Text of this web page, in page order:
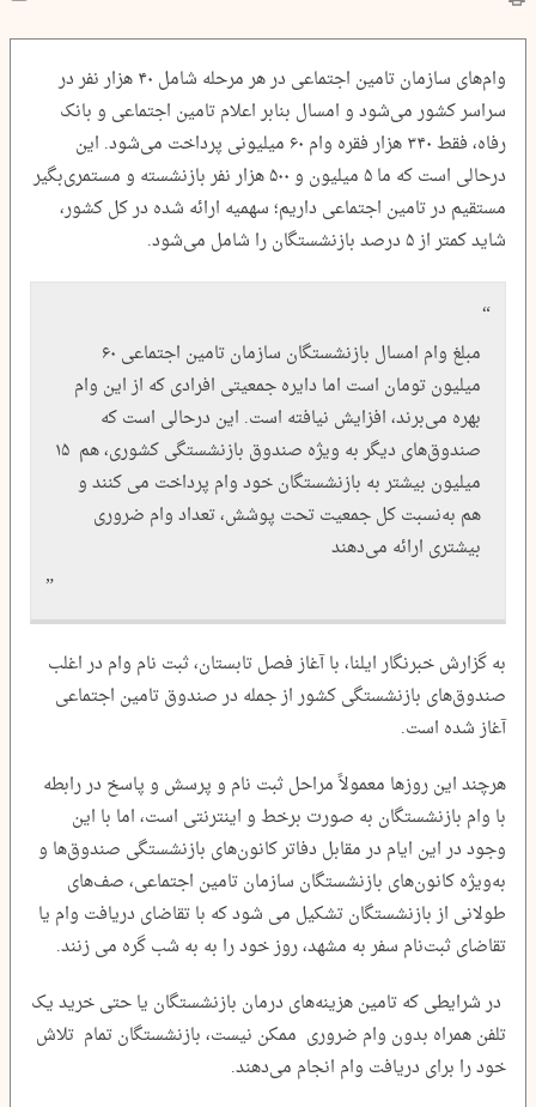
وام‌های سازمان تامین اجتماعی در هر مرحله شامل ۴۰ هزار نفر در
سراسر کشور می‌شود و امسال بنابر اعلام تامین اجتماعی و بانک
رفاه، فقط ۳۴۰ هزار فقره وام ۶۰ میلیونی پرداخت می‌شود. این
درحالی است که ما ۵ میلیون و ۵۰۰ هزار نفر بازنشسته و مستمری‌بگیر
مستقیم در تامین اجتماعی داریم؛ سهمیه ارائه شده در کل کشور،
شاید کمتر از ۵ درصد بازنشستگان را شامل می‌شود.
مبلغ وام امسال بازنشستگان سازمان تامین اجتماعی ۶۰
میلیون تومان است اما دایره جمعیتی افرادی که از این وام
بهره می‌برند، افزایش نیافته است. این درحالی است که
صندوق‌های دیگر به ویژه صندوق بازنشستگی کشوری، هم ۱۵
میلیون بیشتر به بازنشستگان خود وام پرداخت می کنند و
هم به‌نسبت کل جمعیت تحت پوشش، تعداد وام ضروری
بیشتری ارائه می‌دهند
به گزارش خبرنگار ایلنا، با آغاز فصل تابستان، ثبت نام وام در اغلب
صندوق‌های بازنشستگی کشور از جمله در صندوق تامین اجتماعی
آغاز شده است.
هرچند این روزها معمولاً مراحل ثبت نام و پرسش و پاسخ در رابطه
با وام بازنشستگان به صورت برخط و اینترنتی است، اما با این
وجود در این ایام در مقابل دفاتر کانون‌های بازنشستگی صندوق‌ها و
به‌ویژه کانون‌های بازنشستگان سازمان تامین اجتماعی، صف‌های
طولانی از بازنشستگان تشکیل می شود که با تقاضای دریافت وام یا
تقاضای ثبت‌نام سفر به مشهد، روز خود را به به شب گره می زنند.
در شرایطی که تامین هزینه‌های درمان بازنشستگان یا حتی خرید یک
تلفن همراه بدون وام ضروری ممکن نیست، بازنشستگان تمام تلاش
خود را برای دریافت وام انجام می‌دهند.